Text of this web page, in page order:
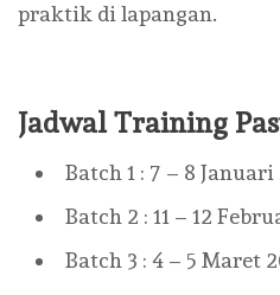
praktik di lapangan.
Jadwal Training
Batch 1 : 7 – 8 Januari
Batch 2 : 11 – 12
Batch 3 : 4 – 5 Maret